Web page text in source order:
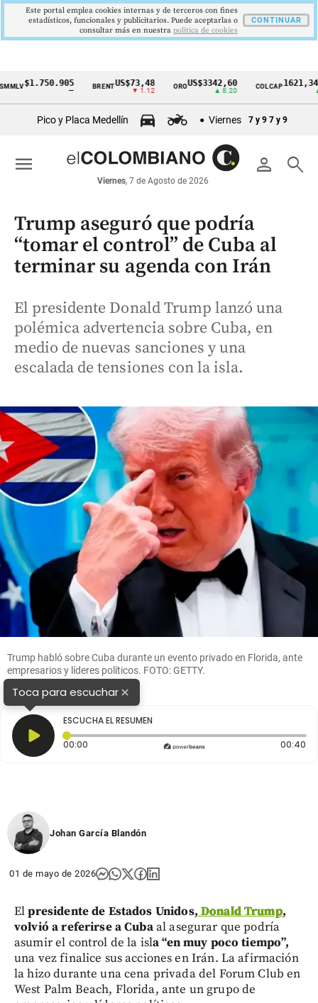
Cintillo
económicos
Colombia
BRENT US$73,48
▼ 1.12
ORO US$3342,60 COLCAP1621,34 pts
Pico y Placa Medellín Viernes 7 y 9 7 y 9
person search
Viernes, 7 de Agosto de 2026
menu
Trump aseguró que podría
“tomar el control” de Cuba al
terminar su agenda con Irán
El presidente Donald Trump lanzó una
polémica advertencia sobre Cuba, en
medio de nuevas sanciones y una
escalada de tensiones con la isla.
Trump habló sobre Cuba durante un evento privado en Florida, ante
empresarios y líderes políticos. FOTO: GETTY.
Toca para escuchar×
ESCUCHA EL RESUMEN
00:00 Tiempo transcurrido: 0 segundos 00:40
Johan García Blandón
01 de mayo de 2026
Elpresidente de Estados Unidos, Donald Trump,
volvió a referirse a Cubaal asegurar que podría
asumir el control de la isla “en muy poco tiempo”,
una vez finalice sus acciones en Irán. La afirmación
la hizo durante una cena privada del Forum Club en
West Palm Beach, Florida, ante un grupo de
Este portal emplea cookies internas y de terceros con fines
estadísticos, funcionales y publicitarios. Puede aceptarlas o
consultar más en nuestra politica de cookies
CONTINUAR